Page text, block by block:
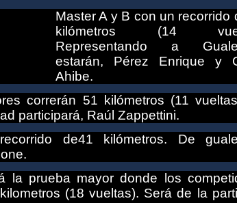
Master A y B con un recorrido
kilómetros (14
Representando a
estarán, Pérez Enrique y
Ahibe.
correrán 51 kilómetros (11
participará, Raúl Zappettini.
de41 kilómetros. De
la prueba mayor donde los
(18 vueltas). Será de la